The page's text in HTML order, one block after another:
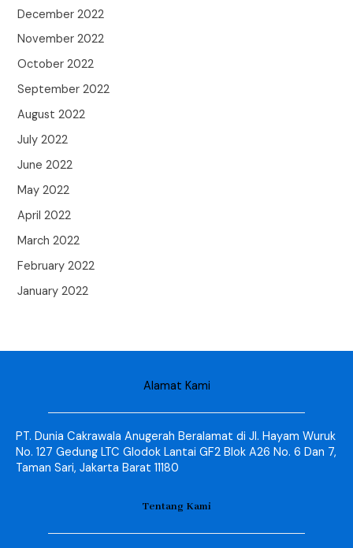
December 2022
November 2022
October 2022
September 2022
August 2022
July 2022
June 2022
May 2022
April 2022
March 2022
February 2022
January 2022
Alamat Kami
PT. Dunia Cakrawala Anugerah Beralamat di Jl. Hayam Wuruk
No. 127 Gedung LTC Glodok Lantai GF2 Blok A26 No. 6 Dan 7,
Taman Sari, Jakarta Barat 11180
Tentang Kami